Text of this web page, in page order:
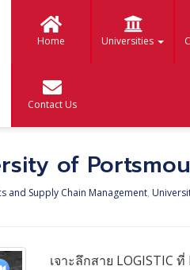
Home Universities
Contact Us
of
and Supply Chain Management,
เจาะลึกสาย LOGISTIC